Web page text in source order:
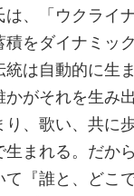
は、「ウクライ
積をダイナミッ
統は自動的に生
かがそれを生み
り、歌い、共に
まれる。だか
て『誰と、どこ